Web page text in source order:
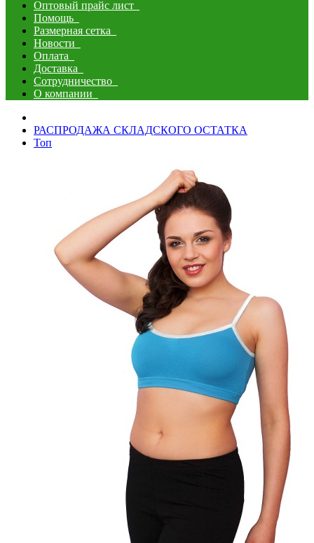
Оптовый прайс лист
Помощь
Размерная сетка
Новости
Оплата
Доставка
Сотрудничество
О компании
РАСПРОДАЖА СКЛАДСКОГО ОСТАТКА
Топ